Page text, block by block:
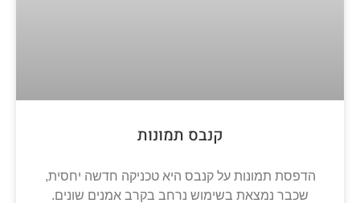
קנבס תמונות
הדפסת תמונות על קנבס היא טכניקה חדשה יחסית,
שכבר נמצאת בשימוש נרחב בקרב אמנים שונים.